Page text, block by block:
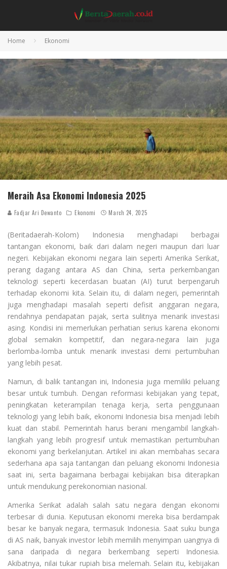
Home Ekonomi
Meraih Asa Ekonomi Indonesia 2025
Fadjar Ari Dewanto Ekonomi March 24, 2025
(Beritadaerah-Kolom) Indonesia menghadapi berbagai
tantangan ekonomi, baik dari dalam negeri maupun dari luar
negeri. Kebijakan ekonomi negara lain seperti Amerika Serikat,
perang dagang antara AS dan China, serta perkembangan
teknologi seperti kecerdasan buatan (AI) turut berpengaruh
terhadap ekonomi kita. Selain itu, di dalam negeri, pemerintah
juga menghadapi masalah seperti defisit anggaran negara,
rendahnya pendapatan pajak, serta sulitnya menarik investasi
asing. Kondisi ini memerlukan perhatian serius karena ekonomi
global semakin kompetitif, dan negara-negara lain juga
berlomba-lomba untuk menarik investasi demi pertumbuhan
yang lebih pesat.
Namun, di balik tantangan ini, Indonesia juga memiliki peluang
besar untuk tumbuh. Dengan reformasi kebijakan yang tepat,
peningkatan keterampilan tenaga kerja, serta penggunaan
teknologi yang lebih baik, ekonomi Indonesia bisa menjadi lebih
kuat dan stabil. Pemerintah harus berani mengambil langkah-
langkah yang lebih progresif untuk memastikan pertumbuhan
ekonomi yang berkelanjutan. Artikel ini akan membahas secara
sederhana apa saja tantangan dan peluang ekonomi Indonesia
saat ini, serta bagaimana berbagai kebijakan bisa diterapkan
untuk mendukung perekonomian nasional.
Amerika Serikat adalah salah satu negara dengan ekonomi
terbesar di dunia. Keputusan ekonomi mereka bisa berdampak
besar ke banyak negara, termasuk Indonesia. Saat suku bunga
di AS naik, banyak investor lebih memilih menyimpan uangnya di
sana daripada di negara berkembang seperti Indonesia.
Akibatnya, nilai tukar rupiah bisa melemah. Selain itu, kebijakan